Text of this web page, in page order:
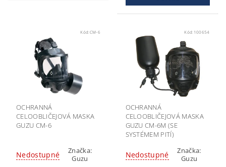
Kód: CM-6
OCHRANNÁ
CELOOBLIČEJOVÁ MASKA
GUZU CM-6
Nedostupné
Značka:
Guzu
Kód: 100654
OCHRANNÁ
CELOOBLIČEJOVÁ MASKA
GUZU CM-6M (SE
SYSTÉMEM PITÍ)
Nedostupné
Značka:
Guzu